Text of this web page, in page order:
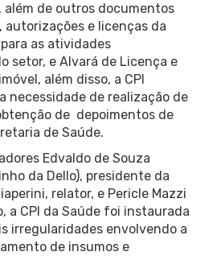
além de outros documentos
autorizações e licenças da
as atividades
setor, e Alvará de Licença e
além disso, a CPI
necessidade de realização de
de depoimentos de
de Saúde.
Edvaldo de Souza
da Dello), presidente da
relator, e Pericle Mazzi
a CPI da Saúde foi instaurada
irregularidades envolvendo a
de insumos e